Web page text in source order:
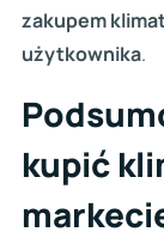
zakupem
użytkownika.
kupić